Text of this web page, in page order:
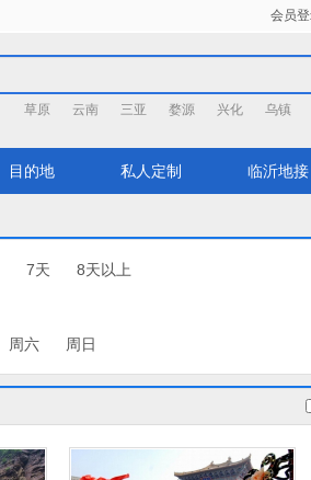
会员
草原 云南 三亚 婺源 兴化 乌镇
目的地 私人定制 临沂地接
7天 8天以上
周六 周日